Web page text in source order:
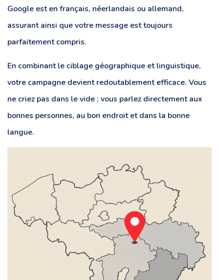
Google est en français, néerlandais ou allemand,
assurant ainsi que votre message est toujours
parfaitement compris.
En combinant le ciblage géographique et linguistique,
votre campagne devient redoutablement efficace. Vous
ne criez pas dans le vide ; vous parlez directement aux
bonnes personnes, au bon endroit et dans la bonne
langue.